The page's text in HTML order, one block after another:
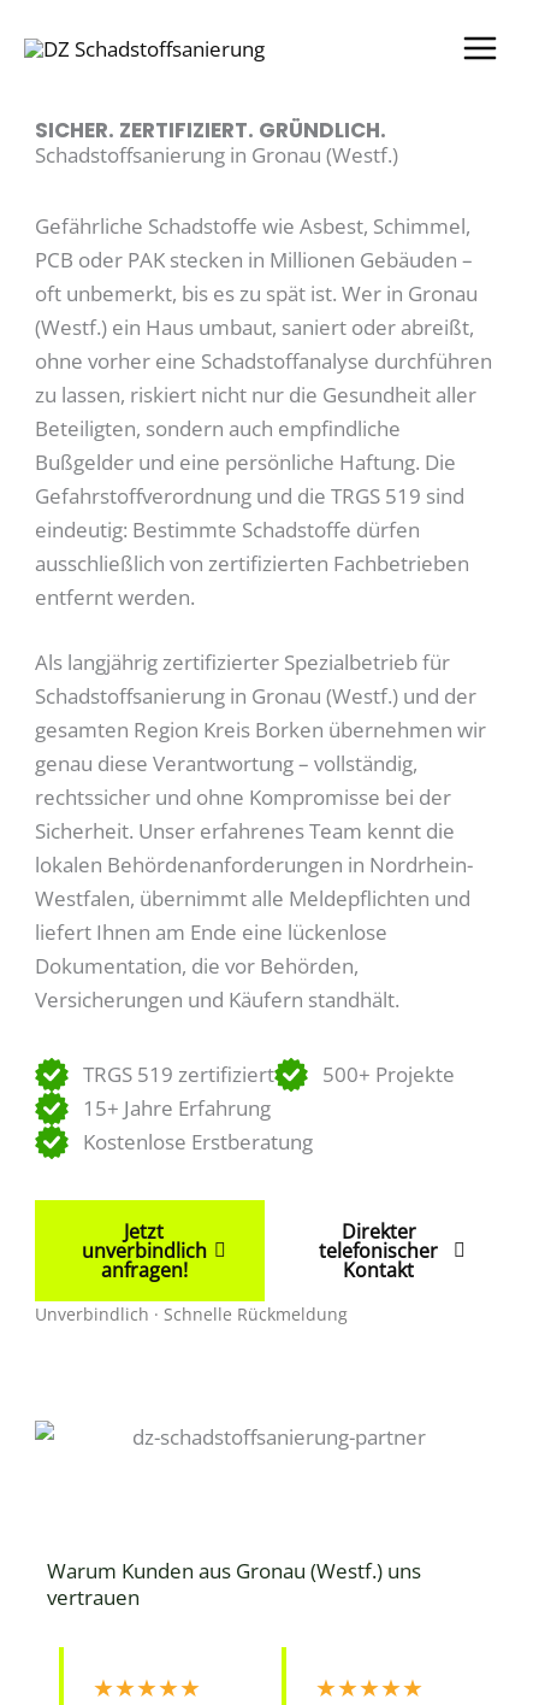
Inhalt
SICHER. ZERTIFIZIERT. GRÜNDLICH.
Schadstoffsanierung in Gronau (Westf.)
Gefährliche Schadstoffe wie Asbest, Schimmel,
PCB oder PAK stecken in Millionen Gebäuden –
oft unbemerkt, bis es zu spät ist. Wer in Gronau
(Westf.) ein Haus umbaut, saniert oder abreißt,
ohne vorher eine Schadstoffanalyse durchführen
zu lassen, riskiert nicht nur die Gesundheit aller
Beteiligten, sondern auch empfindliche
Bußgelder und eine persönliche Haftung. Die
Gefahrstoffverordnung und die TRGS 519 sind
eindeutig: Bestimmte Schadstoffe dürfen
ausschließlich von zertifizierten Fachbetrieben
entfernt werden.
Als langjährig zertifizierter Spezialbetrieb für
Schadstoffsanierung in Gronau (Westf.) und der
gesamten Region Kreis Borken übernehmen wir
genau diese Verantwortung – vollständig,
rechtssicher und ohne Kompromisse bei der
Sicherheit. Unser erfahrenes Team kennt die
lokalen Behördenanforderungen in Nordrhein-
Westfalen, übernimmt alle Meldepflichten und
liefert Ihnen am Ende eine lückenlose
Dokumentation, die vor Behörden,
Versicherungen und Käufern standhält.
TRGS 519 zertifiziert
500+ Projekte
15+ Jahre Erfahrung
Kostenlose Erstberatung
Jetzt
unverbindlich
anfragen!
Direkter
telefonischer
Kontakt
Unverbindlich · Schnelle Rückmeldung
Warum Kunden aus Gronau (Westf.) uns
vertrauen
★★★★★ ★★★★★